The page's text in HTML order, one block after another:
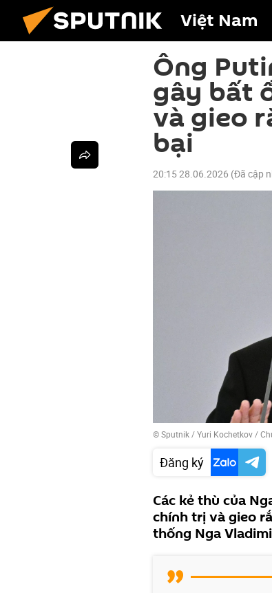
Việt Nam
Ông
gây bất
và gieo
bại
20:15 28.06.2026 (Đã cập
© Sputnik / Yuri Kochetkov/
Đăng ký
Các kẻ thù của
chính trị và gieo
thống Nga